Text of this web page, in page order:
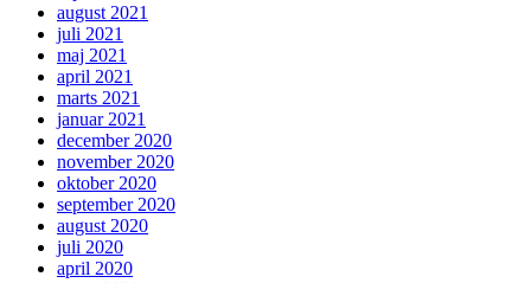
august 2021
juli 2021
maj 2021
april 2021
marts 2021
januar 2021
december 2020
november 2020
oktober 2020
september 2020
august 2020
juli 2020
april 2020